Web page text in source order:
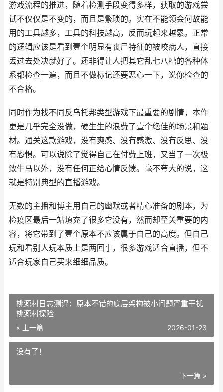
游戏流程的推进，随着检测手段变得多样，获取的游戏尝
试不仅仅是不变的，而且是繁琐的。实在不能领会何故能
用的工具越多，工具的科技越高，反而玩起来越累。正常
的逻辑应该是看到壹个明显有丧尸特征的被咬病人，直接
丢过去处决就好了。还非得让人把其它乱七八糟的各种体
系都检查一遍，而且不做标记还要恶心一下，说你检查的
不合格。
同时作为找不同反乌托邦类型游戏下最重要的剧情，本作
更是几乎完全没做，硬生生的浪费了壹个绝佳的场景和题
材。通关这款游戏，没有爽感、没有感激、没有反思、没
有恐惧。可以说除了觉得自己在付费上班，又当了一次极
致牛马以外，没有任何正给心情反馈。毫不夸大的说，这
就是特别典型的直播游戏。
无数的主播和博主用自己的幽默或者精心准备的剧本，为
检疫区最后一站填充了很多它没有，然而却至关重要的内
容，将它带到了壹个原本不应该属于自己的高度。但自己
玩和看别人玩本质上是两回事，很多游戏适合直播，但不
适合玩家自己买来细细品质。
桃源村日志测评：原本不错的底层架构被小问题严重干扰
桃源村探险
« 上一篇 2026-01-23
没有了！
下一篇 »